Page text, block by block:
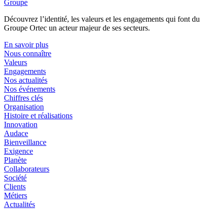
Groupe
Découvrez l’identité, les valeurs et les engagements qui font du
Groupe Ortec un acteur majeur de ses secteurs.
En savoir plus
Nous connaître
Valeurs
Engagements
Nos actualités
Nos événements
Chiffres clés
Organisation
Histoire et réalisations
Innovation
Audace
Bienveillance
Exigence
Planète
Collaborateurs
Société
Clients
Métiers
Actualités